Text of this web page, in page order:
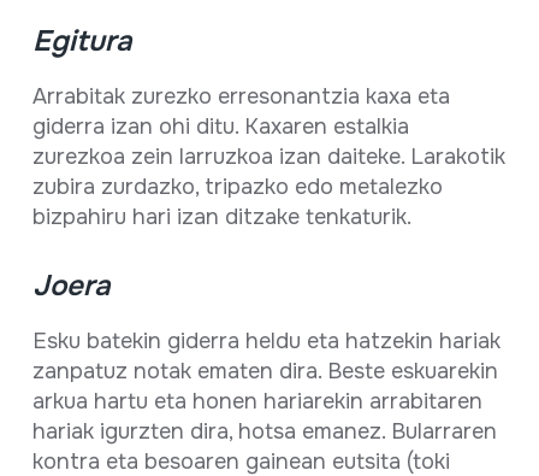
Egitura
Arrabitak zurezko erresonantzia kaxa eta
giderra izan ohi ditu. Kaxaren estalkia
zurezkoa zein larruzkoa izan daiteke. Larakotik
zubira zurdazko, tripazko edo metalezko
bizpahiru hari izan ditzake tenkaturik.
Joera
Esku batekin giderra heldu eta hatzekin hariak
zanpatuz notak ematen dira. Beste eskuarekin
arkua hartu eta honen hariarekin arrabitaren
hariak igurzten dira, hotsa emanez. Bularraren
kontra eta besoaren gainean eutsita (toki